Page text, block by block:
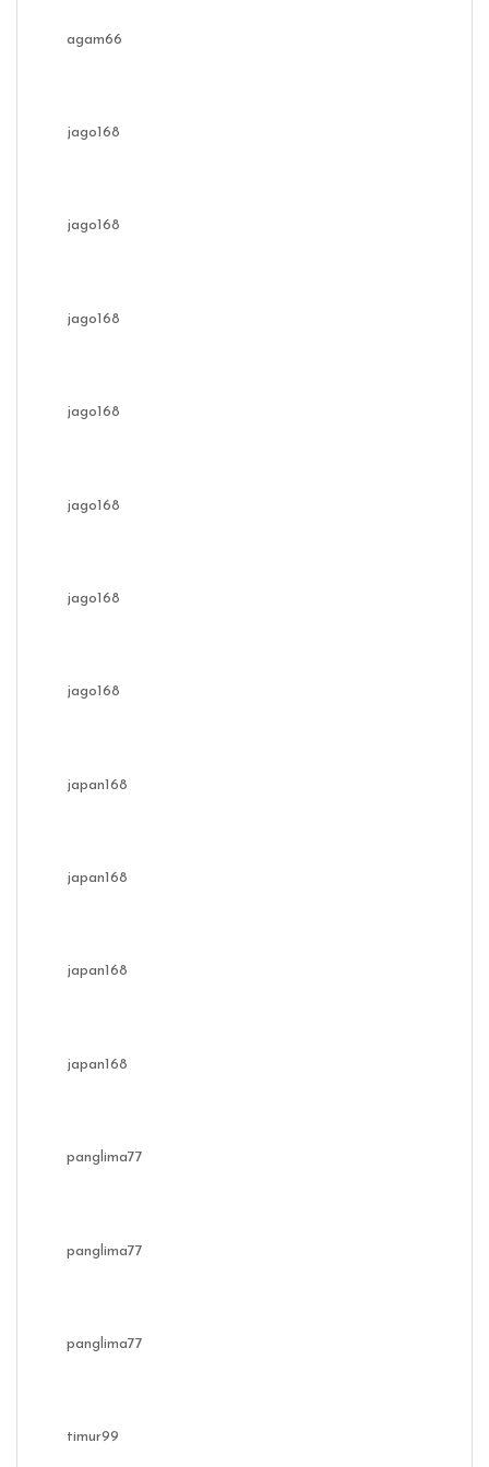
agam66
jago168
jago168
jago168
jago168
jago168
jago168
jago168
japan168
japan168
japan168
japan168
panglima77
panglima77
panglima77
timur99